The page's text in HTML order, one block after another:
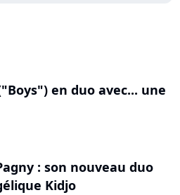
en duo avec... une
: son nouveau duo
Kidjo